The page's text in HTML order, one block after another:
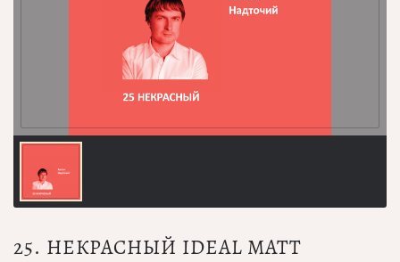
25. НЕКРАСНЫЙ IDEAL MATT